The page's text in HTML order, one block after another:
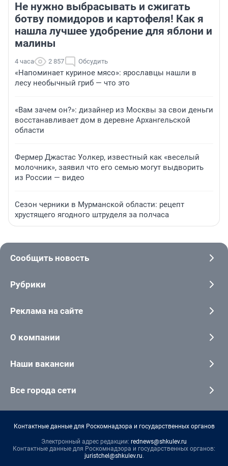
Не нужно выбрасывать и сжигать
ботву помидоров и картофеля! Как я
нашла лучшее удобрение для яблони и
малины
4 часа 2 857 Обсудить
«Напоминает куриное мясо»: ярославцы нашли в
лесу необычный гриб — что это
«Вам зачем он?»: дизайнер из Москвы за свои деньги
восстанавливает дом в деревне Архангельской
области
Фермер Джастас Уолкер, известный как «веселый
молочник», заявил что его семью могут выдворить
из России — видео
Сезон черники в Мурманской области: рецепт
хрустящего ягодного штруделя за полчаса
Сообщить новость
Рубрики
Реклама на сайте
О компании
Наши вакансии
Все города сети
Контактные данные для Роскомнадзора и государственных органов
Электронный адрес редакции: rednews@shkulev.ru
Контактные данные для Роскомнадзора и государственных органов:
juristchel@shkulev.ru.